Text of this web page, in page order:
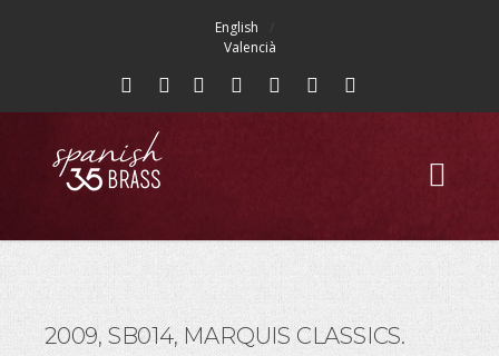
English
Valencià
2009, SB014, MARQUIS CLASSICS.